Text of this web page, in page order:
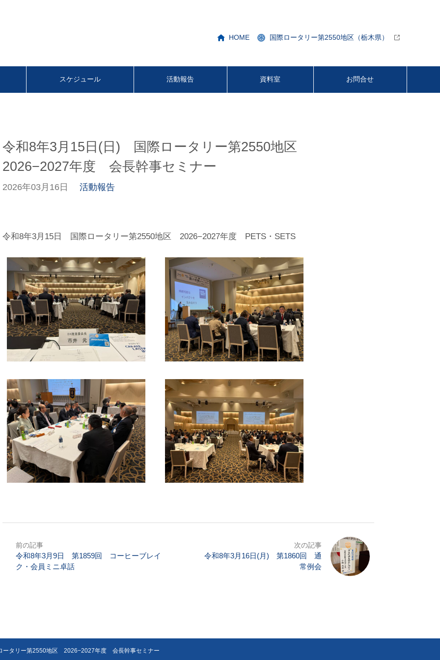
HOME 国際ロータリー第2550地区（栃木県）
スケジュール 活動報告 資料室 お問合せ
令和8年3月15日(日) 国際ロータリー第2550地区
2026−2027年度 会長幹事セミナー
2026年03月16日 活動報告
令和8年3月15日 国際ロータリー第2550地区 2026−2027年度 PETS・SETS
前の記事
令和8年3月9日 第1859回 コーヒーブレイ
ク・会員ミニ卓話
次の記事
令和8年3月16日(月) 第1860回 通
常例会
ータリー第2550地区 2026−2027年度 会長幹事セミナー